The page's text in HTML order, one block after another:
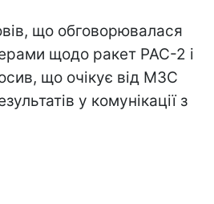
що обговорювалася
щодо ракет PAC-2 і
що очікує від МЗС
у комунікації з